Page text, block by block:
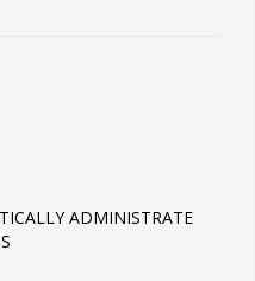
ADMINISTRATE